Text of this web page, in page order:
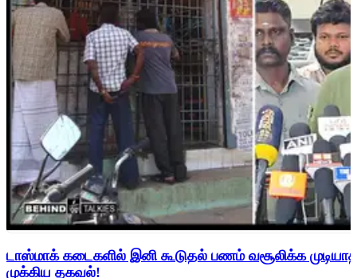
டாஸ்மாக் கடைகளில் இனி கூடுதல் பணம் வசூலிக்க
முக்கிய தகவல்!